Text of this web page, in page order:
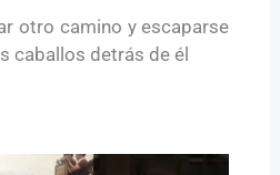
otro camino y escaparse
caballos detrás de él